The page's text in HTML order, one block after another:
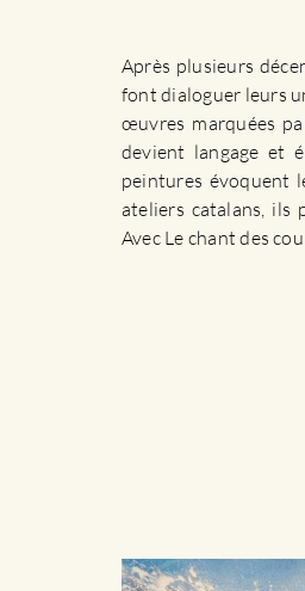
Après plusieurs
font dialoguer leurs
œuvres marquées
devient langage et
peintures évoquent
ateliers catalans, ils
Avec Le chant des